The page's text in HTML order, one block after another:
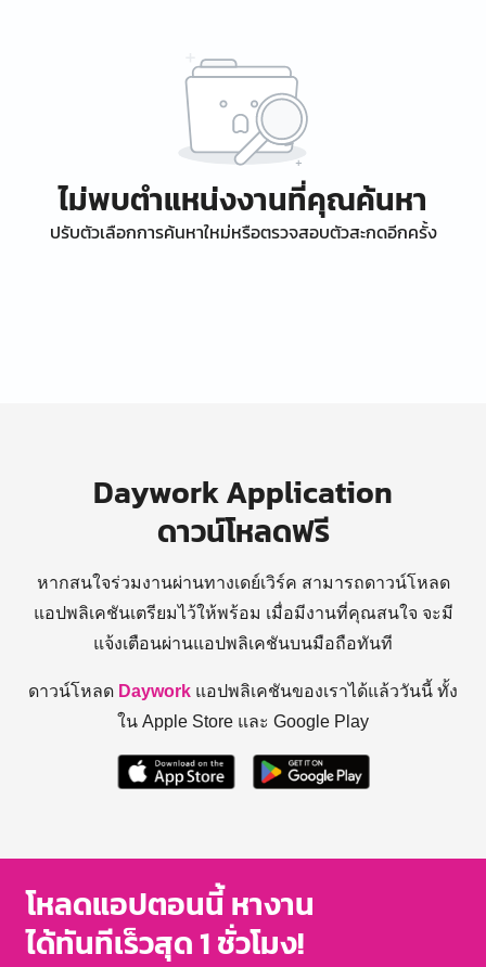
ไม่พบตำแหน่งงานที่คุณค้นหา
ปรับตัวเลือกการค้นหาใหม่หรือตรวจสอบตัวสะกดอีกครั้ง
Daywork Application
ดาวน์โหลดฟรี
หากสนใจร่วมงานผ่านทางเดย์เวิร์ค สามารถดาวน์โหลด
แอปพลิเคชันเตรียมไว้ให้พร้อม เมื่อมีงานที่คุณสนใจ จะมี
แจ้งเตือนผ่านแอปพลิเคชันบนมือถือทันที
ดาวน์โหลด Daywork แอปพลิเคชันของเราได้แล้ววันนี้ ทั้ง
ใน Apple Store และ Google Play
โหลดแอปตอนนี้ หางาน
ได้ทันทีเร็วสุด 1 ชั่วโมง!